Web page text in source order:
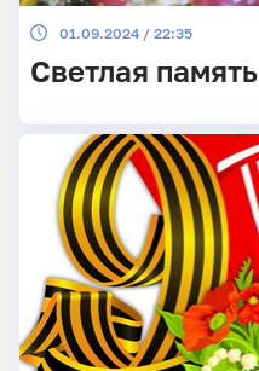
01.09.2024 / 22:35
Светлая память